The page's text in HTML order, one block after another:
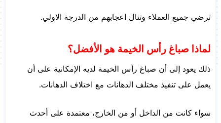
ترضي جميع العملاء وتنال اعجابهم من الدرجة الاولي.
لماذا صباغ رأس الخيمة هو الأفضل؟
ذلك يعود إلى أن صباغ رأس الخيمة لديه الإمكانية على أن
يعمل على تنفيذ مختلف الدهانات مع اختلاف الدهانات.
سواء كانت من الداخل أو من الخارج، معتمدة على أحدث